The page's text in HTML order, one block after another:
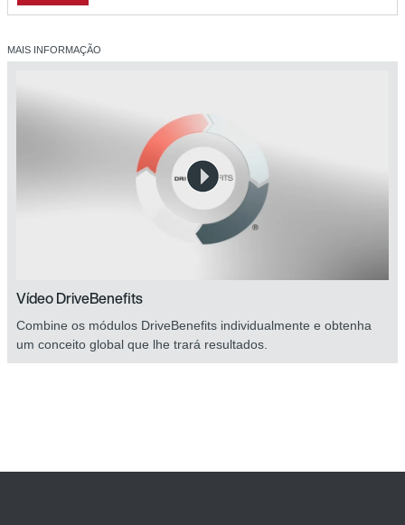
MAIS INFORMAÇÃO
Vídeo DriveBenefits
Combine os módulos DriveBenefits individualmente e obtenha
um conceito global que lhe trará resultados.